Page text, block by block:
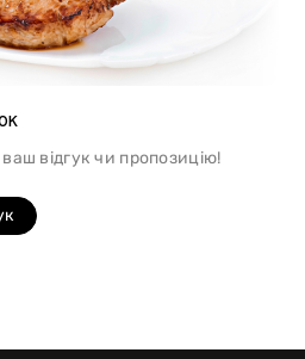
відгук чи пропозицію!